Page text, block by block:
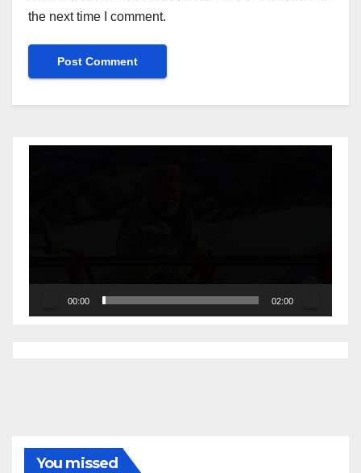
the next time I comment.
00:00 02:00
You missed